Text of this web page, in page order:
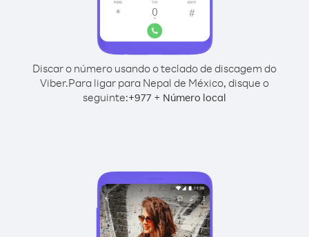
Discar o número usando o teclado de discagem do
Viber.Para ligar para Nepal de México, disque o
seguinte:+977 + Número local